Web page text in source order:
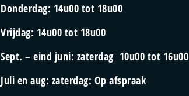
Donderdag: 14u00 tot 18u00
Vrijdag: 14u00 tot 18u00
Sept. – eind juni: zaterdag 10u00 tot 16u00
Juli en aug: zaterdag: Op afspraak